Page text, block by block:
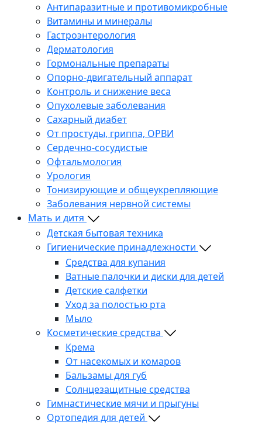
Антипаразитные и противомикробные
Витамины и минералы
Гастроэнтерология
Дерматология
Гормональные препараты
Опорно-двигательный аппарат
Контроль и снижение веса
Опухолевые заболевания
Сахарный диабет
От простуды, гриппа, ОРВИ
Сердечно-сосудистые
Офтальмология
Урология
Тонизирующие и общеукрепляющие
Заболевания нервной системы
Мать и дитя
Детская бытовая техника
Гигиенические принадлежности
Средства для купания
Ватные палочки и диски для детей
Детские салфетки
Уход за полостью рта
Мыло
Косметические средства
Крема
От насекомых и комаров
Бальзамы для губ
Солнцезащитные средства
Гимнастические мячи и прыгуны
Ортопедия для детей